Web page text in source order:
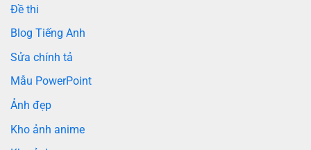
Đề thi
Blog Tiếng Anh
Sửa chính tả
Mẫu PowerPoint
Ảnh đẹp
Kho ảnh anime